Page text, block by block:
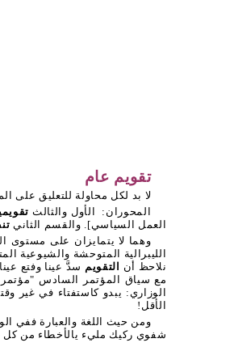
تقويم عام
لا بد لكل محاولة للتعليق على
المحوران:
الأول والثالث
العمل السياسي]. والقسم الثاني
وهما لا يتمايزان على مستوى
الليبرالية المتوحشة والشيوعية
نلاحظ أن
التقويم سدَّ عينا وفتع
مع سياق المؤتمر السادس "مؤتمر
الوزاري: يبدو كاستفتاء في غير
الأقل!
ومن حيث اللغة والعبارة ففي
شفوي ركيك مليء يالأخطاء من كل